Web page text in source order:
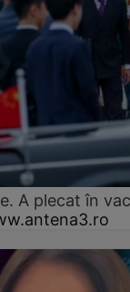
A plecat în